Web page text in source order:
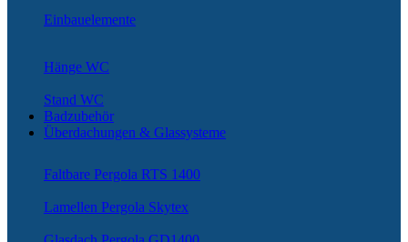
Einbauelemente
Hänge WC
Stand WC
Badzubehör
Überdachungen & Glassysteme
Faltbare Pergola RTS 1400
Lamellen Pergola Skytex